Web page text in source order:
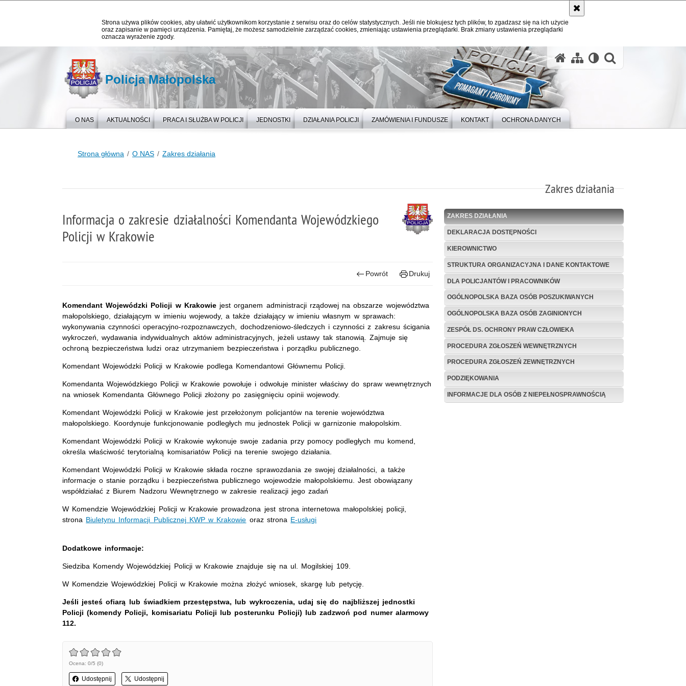
Strona używa plików cookies, aby ułatwić użytkownikom korzystanie z serwisu oraz do celów statystycznych. Jeśli nie blokujesz tych plików, to zgadzasz się na ich użycie
oraz zapisanie w pamięci urządzenia. Pamiętaj, że możesz samodzielnie zarządzać cookies, zmieniając ustawienia przeglądarki. Brak zmiany ustawienia przeglądarki
oznacza wyrażenie zgody.
Policja Małopolska
O NAS AKTUALNOŚCI PRACA I SŁUŻBA W POLICJI JEDNOSTKI DZIAŁANIA POLICJI ZAMÓWIENIA I FUNDUSZE KONTAKT OCHRONA DANYCH
Strona główna O NAS Zakres działania
Zakres działania
Informacja o zakresie działalności Komendanta Wojewódzkiego
Policji w Krakowie
Powrót Drukuj
Komendant Wojewódzki Policji w Krakowiejest organem administracji rządowej na obszarze województwa
małopolskiego, działającym w imieniu wojewody, a także działający w imieniu własnym w sprawach:
wykonywania czynności operacyjno-rozpoznawczych, dochodzeniowo-śledczych i czynności z zakresu ścigania
wykroczeń, wydawania indywidualnych aktów administracyjnych, jeżeli ustawy tak stanowią. Zajmuje się
ochroną bezpieczeństwa ludzi oraz utrzymaniem bezpieczeństwa i porządku publicznego.
Komendant Wojewódzki Policji w Krakowie podlega Komendantowi Głównemu Policji.
Komendanta Wojewódzkiego Policji w Krakowie powołuje i odwołuje minister właściwy do spraw wewnętrznych
na wniosek Komendanta Głównego Policji złożony po zasięgnięciu opinii wojewody.
Komendant Wojewódzki Policji w Krakowie jest przełożonym policjantów na terenie województwa
małopolskiego. Koordynuje funkcjonowanie podległych mu jednostek Policji w garnizonie małopolskim.
Komendant Wojewódzki Policji w Krakowie wykonuje swoje zadania przy pomocy podległych mu komend,
określa właściwość terytorialną komisariatów Policji na terenie swojego działania.
Komendant Wojewódzki Policji w Krakowie składa roczne sprawozdania ze swojej działalności, a także
informacje o stanie porządku i bezpieczeństwa publicznego wojewodzie małopolskiemu. Jest obowiązany
współdziałać z Biurem Nadzoru Wewnętrznego w zakresie realizacji jego zadań
W Komendzie Wojewódzkiej Policji w Krakowie prowadzona jest strona internetowa małopolskiej policji,
strona Biuletynu Informacji Publicznej KWP w Krakowie oraz strona E-usługi
Dodatkowe informacje:
Siedziba Komendy Wojewódzkiej Policji w Krakowie znajduje się na ul. Mogilskiej 109.
W Komendzie Wojewódzkiej Policji w Krakowie można złożyć wniosek, skargę lub petycję.
Jeśli jesteś ofiarą lub świadkiem przestępstwa, lub wykroczenia, udaj się do najbliższej jednostki
Policji (komendy Policji, komisariatu Policji lub posterunku Policji) lub zadzwoń pod numer alarmowy
112.
Ocena: 0/5 (0)
Udostępnij Udostępnij
ZAKRES DZIAŁANIA
DEKLARACJA DOSTĘPNOŚCI
KIEROWNICTWO
STRUKTURA ORGANIZACYJNA I DANE KONTAKTOWE
DLA POLICJANTÓW I PRACOWNIKÓW
OGÓLNOPOLSKA BAZA OSÓB POSZUKIWANYCH
OGÓLNOPOLSKA BAZA OSÓB ZAGINIONYCH
ZESPÓŁ DS. OCHRONY PRAW CZŁOWIEKA
PROCEDURA ZGŁOSZEŃ WEWNĘTRZNYCH
PROCEDURA ZGŁOSZEŃ ZEWNĘTRZNYCH
PODZIĘKOWANIA
INFORMACJE DLA OSÓB Z NIEPEŁNOSPRAWNOŚCIĄ